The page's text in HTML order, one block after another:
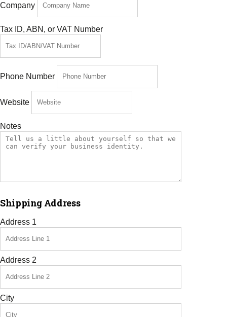
Company
Tax ID, ABN, or VAT Number
Phone Number
Website
Notes
Shipping Address
Address 1
Address 2
City